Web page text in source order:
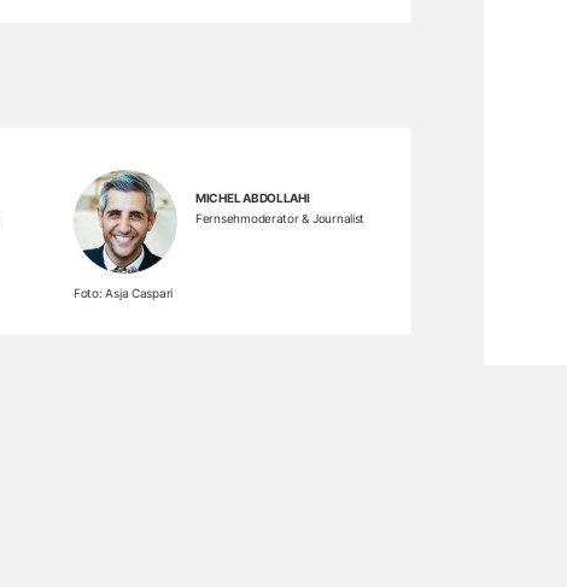
Foto: Asja Caspari
MICHEL ABDOLLAHI
Fernsehmoderator & Journalist